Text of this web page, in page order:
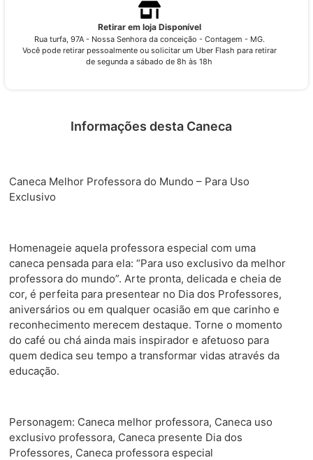
Retirar em loja Disponível
Rua turfa, 97A - Nossa Senhora da conceição - Contagem - MG.
Você pode retirar pessoalmente ou solicitar um Uber Flash para retirar
de segunda a sábado de 8h às 18h
Informações desta Caneca
Caneca Melhor Professora do Mundo – Para Uso
Exclusivo
Homenageie aquela professora especial com uma
caneca pensada para ela: “Para uso exclusivo da melhor
professora do mundo”. Arte pronta, delicada e cheia de
cor, é perfeita para presentear no Dia dos Professores,
aniversários ou em qualquer ocasião em que carinho e
reconhecimento merecem destaque. Torne o momento
do café ou chá ainda mais inspirador e afetuoso para
quem dedica seu tempo a transformar vidas através da
educação.
Personagem: Caneca melhor professora, Caneca uso
exclusivo professora, Caneca presente Dia dos
Professores, Caneca professora especial